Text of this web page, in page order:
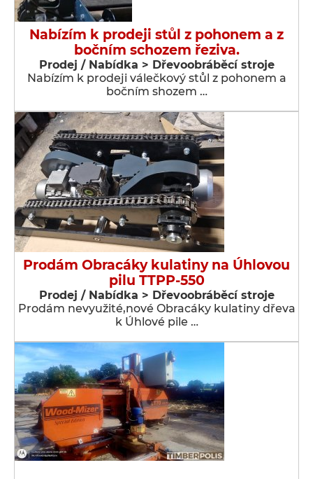
Nabízím k prodeji stůl z pohonem a z
bočním schozem řeziva.
Prodej / Nabídka > Dřevoobráběcí stroje
Nabízím k prodeji válečkový stůl z pohonem a
bočním shozem …
Prodám Obracáky kulatiny na Úhlovou
pilu TTPP-550
Prodej / Nabídka > Dřevoobráběcí stroje
Prodám nevyužité,nové Obracáky kulatiny dřeva
k Úhlové pile …